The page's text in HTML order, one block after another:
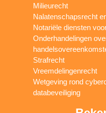
Milieurecht
Nalatenschapsrecht
Notariële diensten
Onderhandelingen
Strafrecht
Vreemdelingenrecht
Wetgeving rond
databeveiliging